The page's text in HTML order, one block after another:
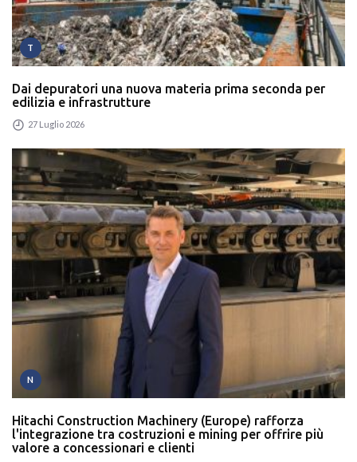
T
Dai depuratori una nuova materia prima seconda per
edilizia e infrastrutture
27 Luglio 2026
N
Hitachi Construction Machinery (Europe) rafforza
l'integrazione tra costruzioni e mining per offrire più
valore a concessionari e clienti